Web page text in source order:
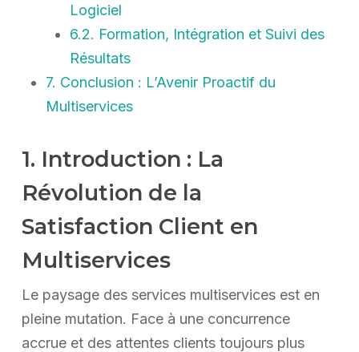
Logiciel
6.2. Formation, Intégration et Suivi des
Résultats
7. Conclusion : L’Avenir Proactif du
Multiservices
1. Introduction : La
Révolution de la
Satisfaction Client en
Multiservices
Le paysage des services multiservices est en
pleine mutation. Face à une concurrence
accrue et des attentes clients toujours plus